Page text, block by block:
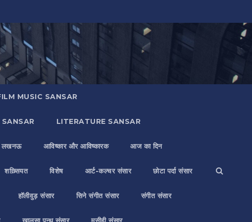
MUSIC SANSAR
LITERATURE SANSAR
लखनऊ आविष्कार और आविष्कारक आज का दिन
शख़्सियत विशेष आर्ट-कल्चर संसार छोटा पर्दा संसार
हॉलीवुड़ संसार सिने संगीत संसार संगीत संसार